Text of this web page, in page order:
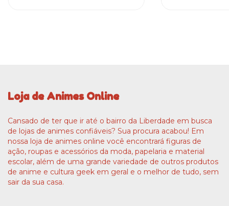
Loja de Animes Online
Cansado de ter que ir até o bairro da Liberdade em busca
de lojas de animes confiáveis? Sua procura acabou! Em
nossa loja de animes online você encontrará figuras de
ação, roupas e acessórios da moda, papelaria e material
escolar, além de uma grande variedade de outros produtos
de anime e cultura geek em geral e o melhor de tudo, sem
sair da sua casa.